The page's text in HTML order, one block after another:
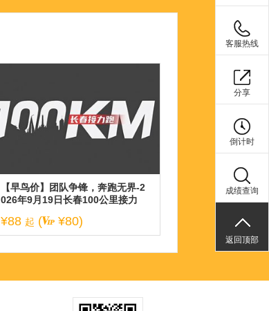
【早鸟价】团队争锋，奔跑无界-2
026年9月19日长春100公里接力
¥88 起 ( ¥80)
客服热线
分享
倒计时
成绩查询
返回顶部